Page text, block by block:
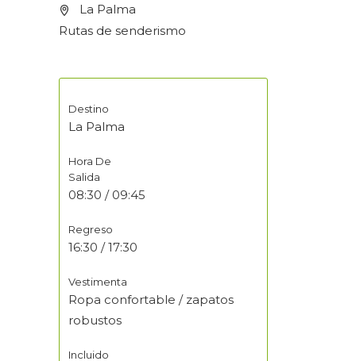
La Palma
Rutas de senderismo
Destino
La Palma
Hora De
Salida
08:30 / 09:45
Regreso
16:30 / 17:30
Vestimenta
Ropa confortable / zapatos
robustos
Incluido